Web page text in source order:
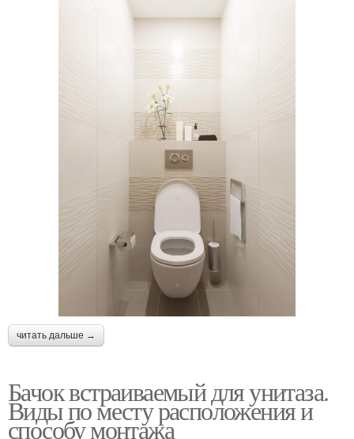
читать дальше →
Бачок встраиваемый для унитаза.
Виды по месту расположения и
способу монтажа